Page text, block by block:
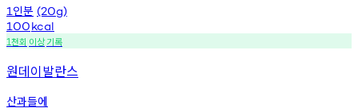
1 인분 (20g)
100kcal
1천회 이상기록
원데이발란스
산과들에